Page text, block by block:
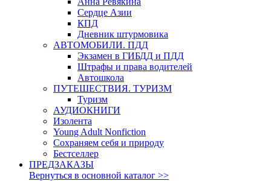
Сердце Азии
КПД
Дневник штурмовика
АВТОМОБИЛИ. ПДД
Экзамен в ГИБДД и ПДД
Штрафы и права водителей
Автошкола
ПУТЕШЕСТВИЯ. ТУРИЗМ
Туризм
АУДИОКНИГИ
Изолента
Young Adult Nonfiction
Сохраняем себя и природу
Бестселлер
ПРЕДЗАКАЗЫ
Вернуться в основной каталог >>